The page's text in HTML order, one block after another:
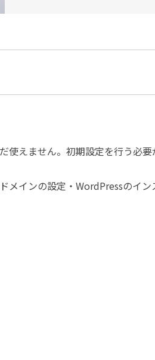
えません。初期設定を行う必要
メインの設定・WordPressのイ